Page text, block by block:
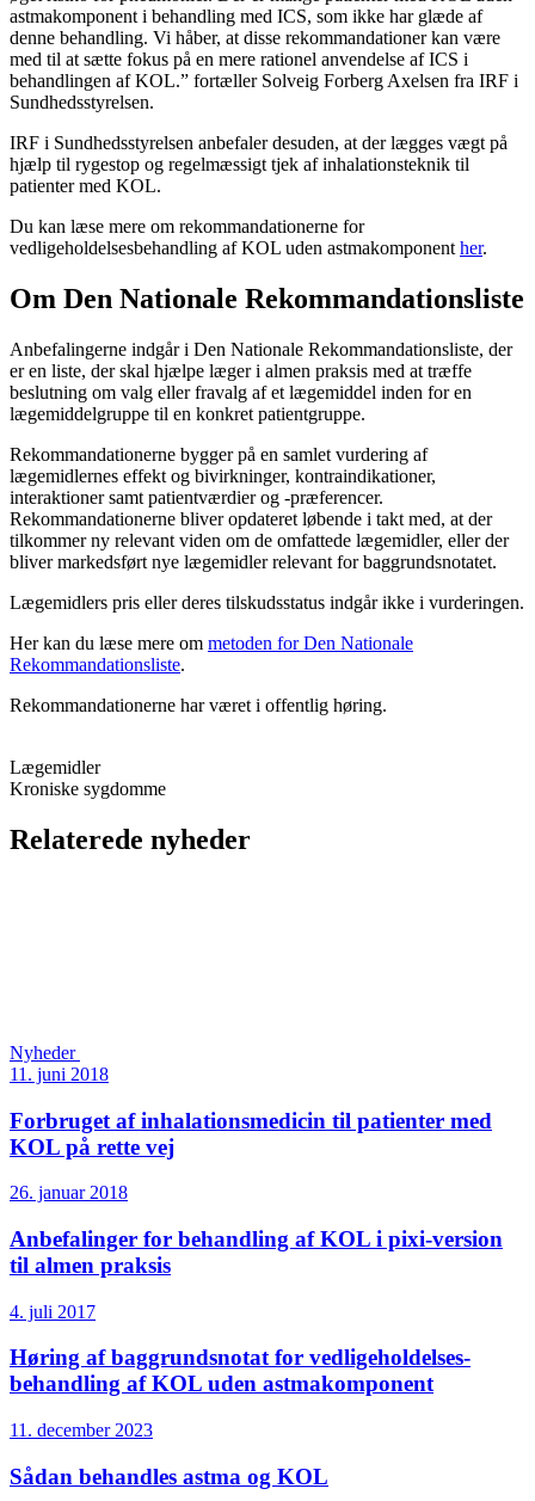
astmakomponent i behandling med ICS, som ikke har glæde af
denne behandling. Vi håber, at disse rekommandationer kan være
med til at sætte fokus på en mere rationel anvendelse af ICS i
behandlingen af KOL.” fortæller Solveig Forberg Axelsen fra IRF i
Sundhedsstyrelsen.
IRF i Sundhedsstyrelsen anbefaler desuden, at der lægges vægt på
hjælp til rygestop og regelmæssigt tjek af inhalationsteknik til
patienter med KOL.
Du kan læse mere om rekommandationerne for
vedligeholdelsesbehandling af KOL uden astmakomponent her.
Om Den Nationale Rekommandationsliste
Anbefalingerne indgår i Den Nationale Rekommandationsliste, der
er en liste, der skal hjælpe læger i almen praksis med at træffe
beslutning om valg eller fravalg af et lægemiddel inden for en
lægemiddelgruppe til en konkret patientgruppe.
Rekommandationerne bygger på en samlet vurdering af
lægemidlernes effekt og bivirkninger, kontraindikationer,
interaktioner samt patientværdier og -præferencer.
Rekommandationerne bliver opdateret løbende i takt med, at der
tilkommer ny relevant viden om de omfattede lægemidler, eller der
bliver markedsført nye lægemidler relevant for baggrundsnotatet.
Lægemidlers pris eller deres tilskudsstatus indgår ikke i vurderingen.
Her kan du læse mere om metoden for Den Nationale
Rekommandationsliste.
Rekommandationerne har været i offentlig høring.
Lægemidler
Kroniske sygdomme
Relaterede nyheder
Nyheder
11. juni 2018
Forbruget af inhalations­medicin til patienter med
KOL på rette vej
26. januar 2018
Anbefalinger for behandling af KOL i pixi-version
til almen praksis
4. juli 2017
Høring af baggrundsnotat for vedligeholdelses­
behandling af KOL uden astmakomponent
11. december 2023
Sådan behandles astma og KOL